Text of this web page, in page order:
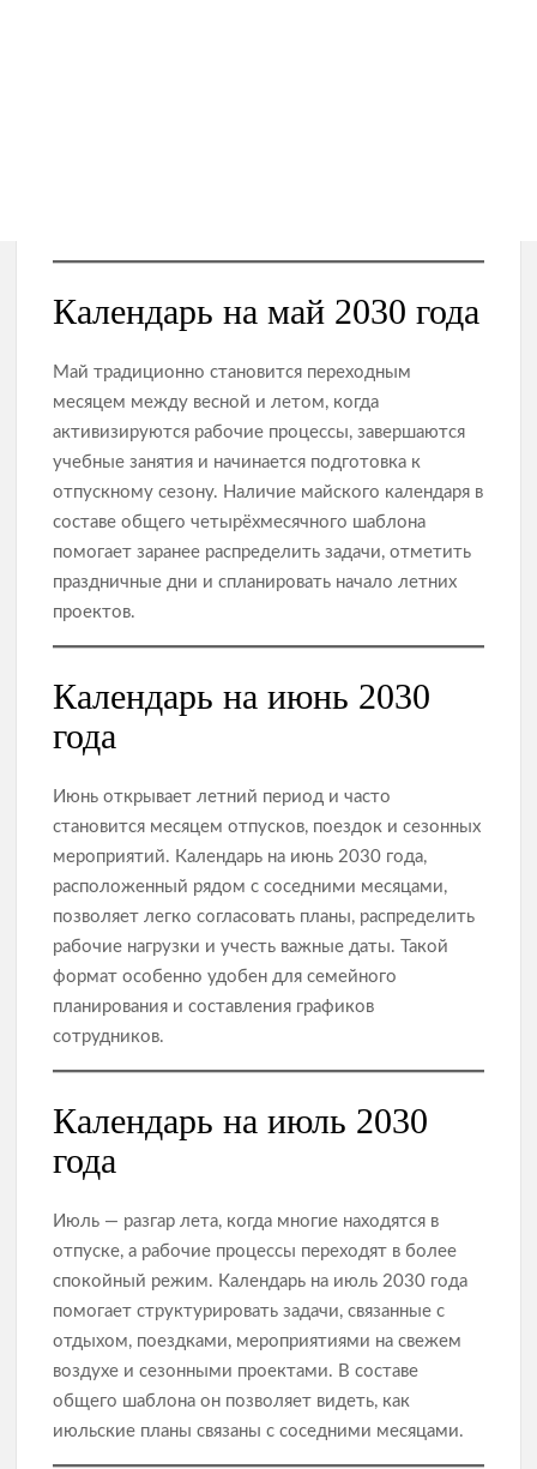
Календарь на май 2030 года
Май традиционно становится переходным
месяцем между весной и летом, когда
активизируются рабочие процессы, завершаются
учебные занятия и начинается подготовка к
отпускному сезону. Наличие майского календаря в
составе общего четырёхмесячного шаблона
помогает заранее распределить задачи, отметить
праздничные дни и спланировать начало летних
проектов.
Календарь на июнь 2030
года
Июнь открывает летний период и часто
становится месяцем отпусков, поездок и сезонных
мероприятий. Календарь на июнь 2030 года,
расположенный рядом с соседними месяцами,
позволяет легко согласовать планы, распределить
рабочие нагрузки и учесть важные даты. Такой
формат особенно удобен для семейного
планирования и составления графиков
сотрудников.
Календарь на июль 2030
года
Июль — разгар лета, когда многие находятся в
отпуске, а рабочие процессы переходят в более
спокойный режим. Календарь на июль 2030 года
помогает структурировать задачи, связанные с
отдыхом, поездками, мероприятиями на свежем
воздухе и сезонными проектами. В составе
общего шаблона он позволяет видеть, как
июльские планы связаны с соседними месяцами.